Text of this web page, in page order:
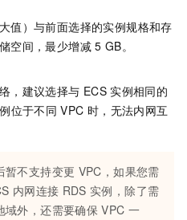
值）与前面选择的实例规格和存
空间，最少增减 5 GB。
，建议选择与 ECS 实例相同的
位于不同 VPC 时，无法内网互
暂不支持变更 VPC，如果您需
内网连接 RDS 实例，除了需
域外，还需要确保 VPC 一